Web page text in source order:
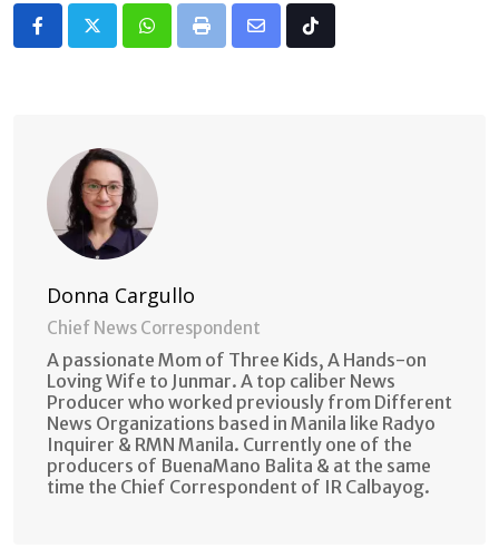
Whatsapp
Print
Share Tiktok
Donna Cargullo
Chief News Correspondent
A passionate Mom of Three Kids, A Hands-on
Loving Wife to Junmar. A top caliber News
Producer who worked previously from Different
News Organizations based in Manila like Radyo
Inquirer & RMN Manila. Currently one of the
producers of BuenaMano Balita & at the same
time the Chief Correspondent of IR Calbayog.